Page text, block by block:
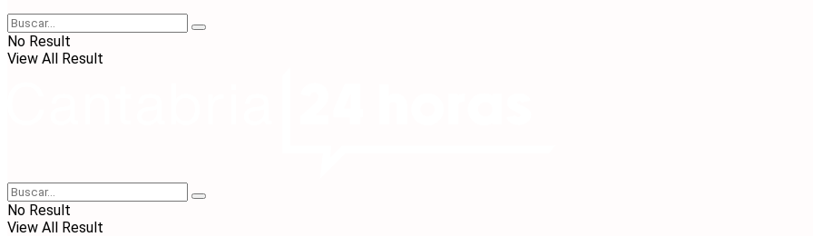
No Result
View All Result
No Result
View All Result